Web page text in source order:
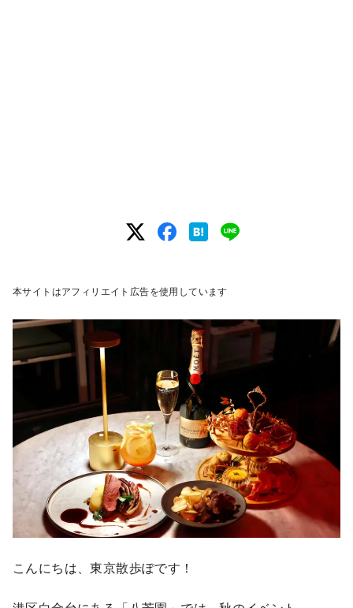
本サイトはアフィリエイト広告を使用しています
こんにちは、東京散歩ぽです！